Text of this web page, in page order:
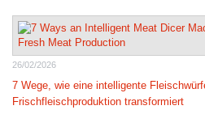
26/02/2026
7 Wege, wie eine intelligente
Frischfleischproduktion transformiert